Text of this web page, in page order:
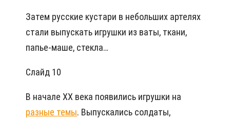
Затем русские кустари в небольших артелях
стали выпускать игрушки из ваты, ткани,
папье-маше, стекла…
Слайд 10
В начале XX века появились игрушки на
разные темы. Выпускались солдаты,